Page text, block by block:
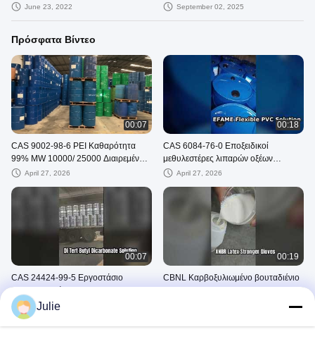
June 23, 2022 September 02, 2025
Πρόσφατα Βίντεο
00:07
CAS 9002-98-6 PEI Καθαρότητα
99% MW 10000/ 25000 Διαιρεμένη
πολυαιθυλενομίνη για ειδικά χημικά
April 27, 2026
00:18
CAS 6084-76-0 Εποξειδικοί
μεθυλεστέρες λιπαρών οξέων
(EFAME) Πλαστικοποιητής για PVC
April 27, 2026
00:07
CAS 24424-99-5 Εργοστάσιο
αντιδραστηρίου δι-τερτα-
βουτυλοδικαρβονικού
April 27, 2026
00:19
CBNL Καρβοξυλιωμένο βουταδιένιο
Julie